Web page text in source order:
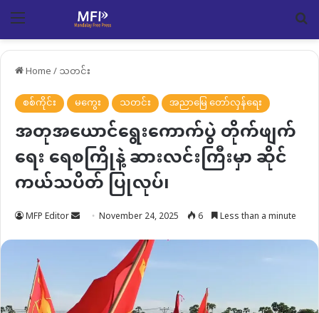
Menu
Home/သတင်း
စစ်ကိုင်း
မကွေး သတင်း အညာမြေ တော်လှန်ရေး
အတုအယောင်ရွေးကောက်ပွဲ တိုက်ဖျက်
ရေး ရေစကြိုနဲ့ ဆားလင်းကြီးမှာ ဆိုင်
ကယ်သပိတ် ပြုလုပ်၊
MFP Editor SendNovember 24, 2025 6 Less than a minute